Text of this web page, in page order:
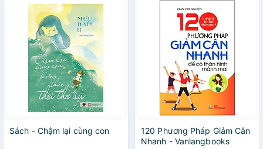
Sách - Chậm lại cùng con
120 Phương Pháp Giảm Cân
Nhanh - Vanlangbooks